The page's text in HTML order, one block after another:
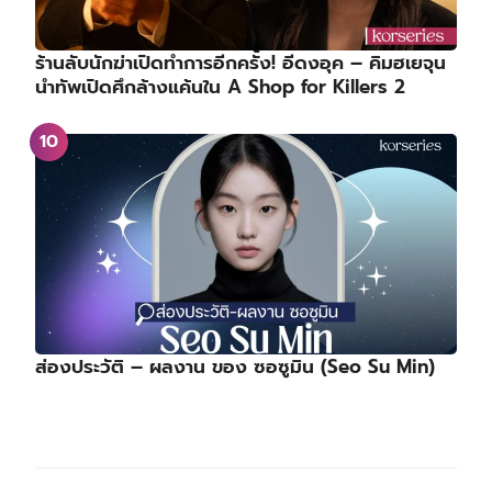
ร้านลับนักฆ่าเปิดทำการอีกครั้ง! อีดงอุค – คิมฮเยจุน
นำทัพเปิดศึกล้างแค้นใน A Shop for Killers 2
ส่องประวัติ – ผลงาน ของ ซอซูมิน (Seo Su Min)